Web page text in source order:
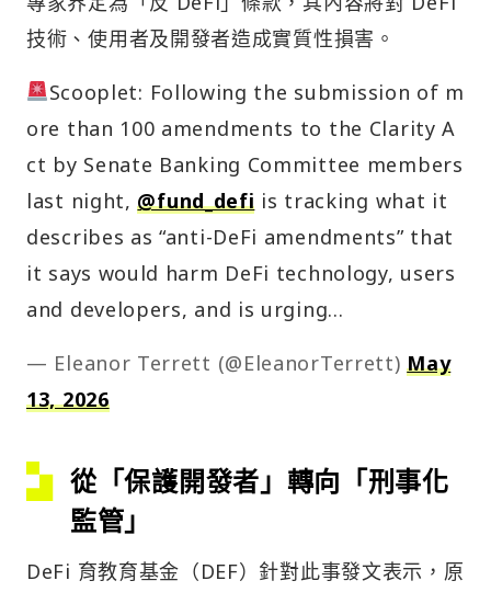
技術、使用者及開發者造成實質性損害。
Scooplet: Following the submission of m
ore than 100 amendments to the Clarity A
ct by Senate Banking Committee members
last night,@fund_defi is tracking what it
describes as “anti-DeFi amendments” that
it says would harm DeFi technology, users
and developers, and is urging…
— Eleanor Terrett (@EleanorTerrett)May
13, 2026
從「保護開發者」轉向「刑事化
監管」
DeFi 育教育基金（DEF）針對此事發文表示，原